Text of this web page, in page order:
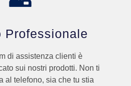
Professionale
di assistenza clienti è
sui nostri prodotti. Non ti
al telefono, sia che tu stia